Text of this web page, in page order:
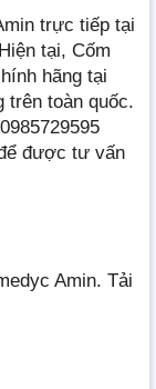
trực tiếp tại
tại, Cốm
hãng tại
trên toàn quốc.
được tư vấn
Amin. Tải